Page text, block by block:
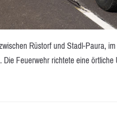
Rüstorf und Stadl-Paura,
Feuerwehr richtete eine örtliche